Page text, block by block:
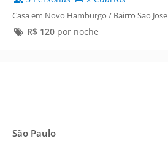
Casa em Novo Hamburgo / Bairro Sao Jose
R$ 120por noche
São Paulo